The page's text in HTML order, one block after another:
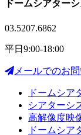
ドームシアター
03.5207.6862
平日9:00-18:00
メールでのお
ドームシア
シアターシ
高解像度映
ドームシア